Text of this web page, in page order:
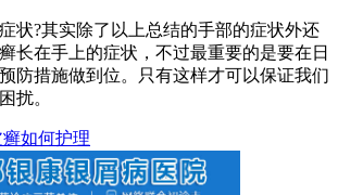
状?其实除了以上总结的手部的症状外还
长在手上的症状，不过最重要的是要在日
防措施做到位。只有这样才可以保证我们
扰。
如何护理